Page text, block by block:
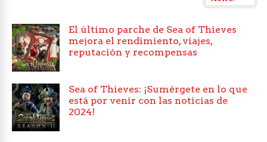
El último parche de Sea of Thieves
mejora el rendimiento, viajes,
reputación y recompensas
Sea of Thieves: ¡Sumérgete en lo que
está por venir con las noticias de
2024!